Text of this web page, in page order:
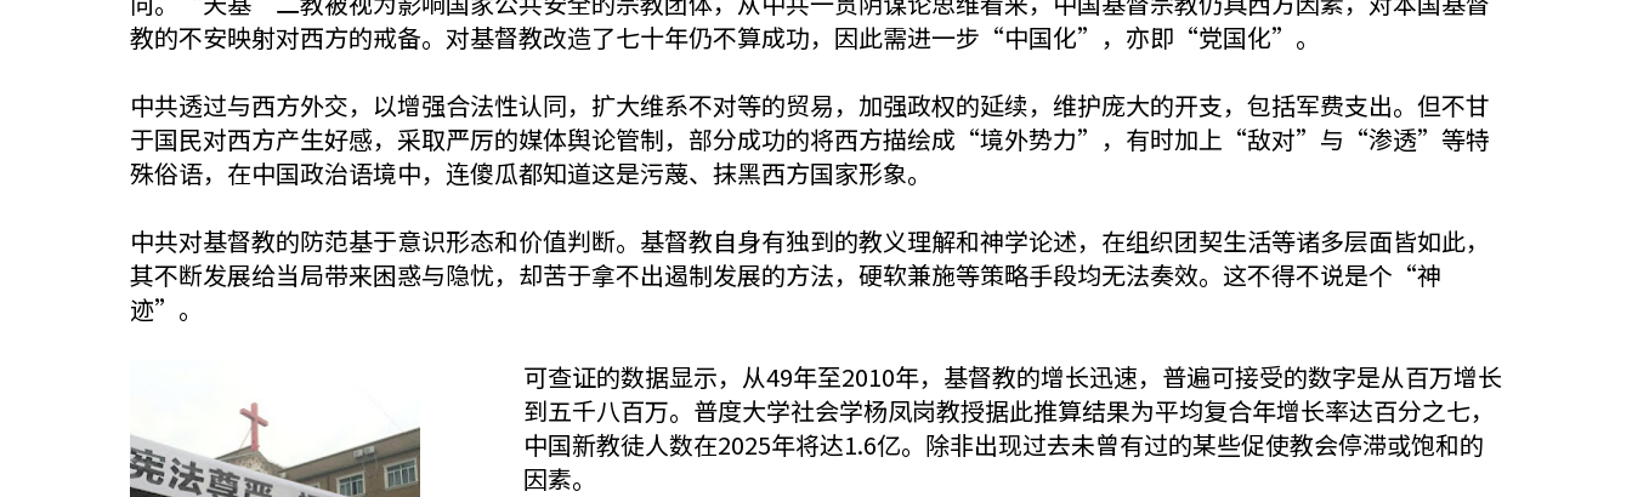
教的不安映射对西方的戒备。对基督教改造了七十年仍不算成功，因此需进一步“中国化”，亦即“党国化”。
中共透过与西方外交，以增强合法性认同，扩大维系不对等的贸易，加强政权的延续，维护庞大的开支，包括军费支出。但不甘
于国民对西方产生好感，采取严厉的媒体舆论管制，部分成功的将西方描绘成“境外势力”，有时加上“敌对”与“渗透”等特
殊俗语，在中国政治语境中，连傻瓜都知道这是污蔑、抹黑西方国家形象。
中共对基督教的防范基于意识形态和价值判断。基督教自身有独到的教义理解和神学论述，在组织团契生活等诸多层面皆如此，
其不断发展给当局带来困惑与隐忧，却苦于拿不出遏制发展的方法，硬软兼施等策略手段均无法奏效。这不得不说是个“神
迹”。
可查证的数据显示，从49年至2010年，基督教的增长迅速，普遍可接受的数字是从百万增长
到五千八百万。普度大学社会学杨凤岗教授据此推算结果为平均复合年增长率达百分之七，
中国新教徒人数在2025年将达1.6亿。除非出现过去未曾有过的某些促使教会停滞或饱和的
因素。